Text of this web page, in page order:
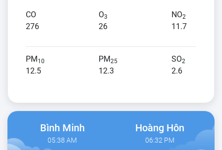
CO
276
O3
26
NO2
11.7
PM10
12.5
PM25
12.3
SO2
2.6
Bình Minh
05:38 AM
Hoàng Hôn
06:32 PM